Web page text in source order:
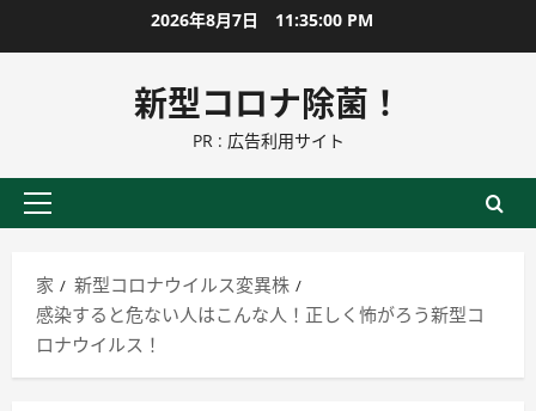
ン
に
2026年8月7日 11:35:01 PM
新型コロナ除菌！
PR : 広告利用サイト
プ
イ
マ
リ
家
新型コロナウイルス変異株
感染すると危ない人はこんな人！正しく怖がろう新型コ
ロナウイルス！